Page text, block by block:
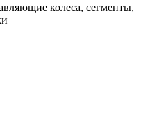
колеса, сегменты,